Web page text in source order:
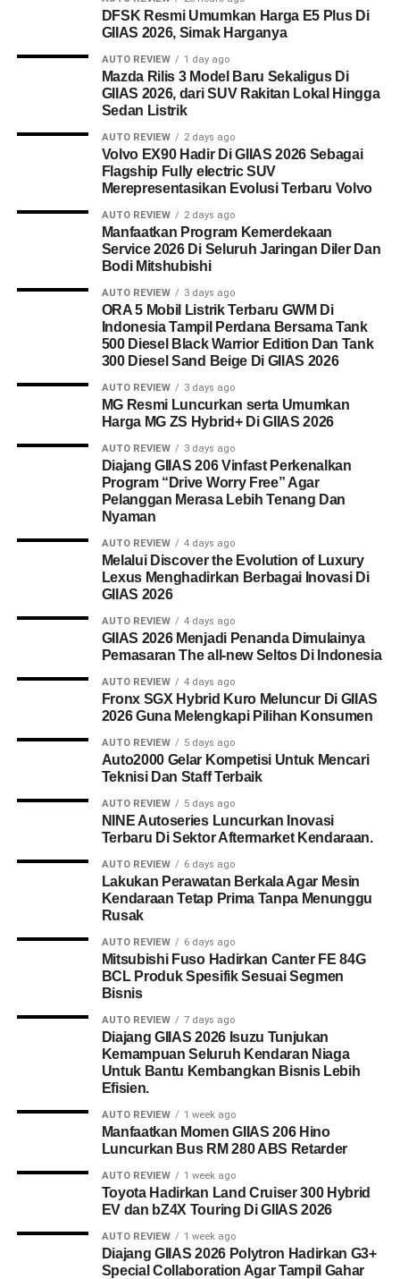
DFSK Resmi Umumkan Harga E5 Plus Di
GIIAS 2026, Simak Harganya
AUTO REVIEW 1 day ago
Mazda Rilis 3 Model Baru Sekaligus Di
GIIAS 2026, dari SUV Rakitan Lokal Hingga
Sedan Listrik
AUTO REVIEW 2 days ago
Volvo EX90 Hadir Di GIIAS 2026 Sebagai
Flagship Fully electric SUV
Merepresentasikan Evolusi Terbaru Volvo
AUTO REVIEW 2 days ago
Manfaatkan Program Kemerdekaan
Service 2026 Di Seluruh Jaringan Diler Dan
Bodi Mitshubishi
AUTO REVIEW 3 days ago
ORA 5 Mobil Listrik Terbaru GWM Di
Indonesia Tampil Perdana Bersama Tank
500 Diesel Black Warrior Edition Dan Tank
300 Diesel Sand Beige Di GIIAS 2026
AUTO REVIEW 3 days ago
MG Resmi Luncurkan serta Umumkan
Harga MG ZS Hybrid+ Di GIIAS 2026
AUTO REVIEW 3 days ago
Diajang GIIAS 206 Vinfast Perkenalkan
Program “Drive Worry Free” Agar
Pelanggan Merasa Lebih Tenang Dan
Nyaman
AUTO REVIEW 4 days ago
Melalui Discover the Evolution of Luxury
Lexus Menghadirkan Berbagai Inovasi Di
GIIAS 2026
AUTO REVIEW 4 days ago
GIIAS 2026 Menjadi Penanda Dimulainya
Pemasaran The all-new Seltos Di Indonesia
AUTO REVIEW 4 days ago
Fronx SGX Hybrid Kuro Meluncur Di GIIAS
2026 Guna Melengkapi Pilihan Konsumen
AUTO REVIEW 5 days ago
Auto2000 Gelar Kompetisi Untuk Mencari
Teknisi Dan Staff Terbaik
AUTO REVIEW 5 days ago
NINE Autoseries Luncurkan Inovasi
Terbaru Di Sektor Aftermarket Kendaraan.
AUTO REVIEW 6 days ago
Lakukan Perawatan Berkala Agar Mesin
Kendaraan Tetap Prima Tanpa Menunggu
Rusak
AUTO REVIEW 6 days ago
Mitsubishi Fuso Hadirkan Canter FE 84G
BCL Produk Spesifik Sesuai Segmen
Bisnis
AUTO REVIEW 7 days ago
Diajang GIIAS 2026 Isuzu Tunjukan
Kemampuan Seluruh Kendaran Niaga
Untuk Bantu Kembangkan Bisnis Lebih
Efisien.
AUTO REVIEW 1 week ago
Manfaatkan Momen GIIAS 206 Hino
Luncurkan Bus RM 280 ABS Retarder
AUTO REVIEW 1 week ago
Toyota Hadirkan Land Cruiser 300 Hybrid
EV dan bZ4X Touring Di GIIAS 2026
AUTO REVIEW 1 week ago
Diajang GIIAS 2026 Polytron Hadirkan G3+
Special Collaboration Agar Tampil Gahar